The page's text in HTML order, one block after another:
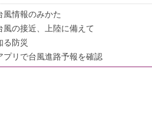
風情報のみかた
風の接近、上陸に備えて
る防災
プリで台風進路予報を確認